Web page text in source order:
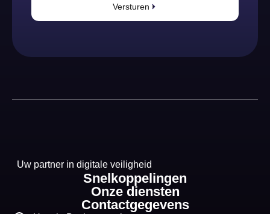
Versturen
Uw partner in digitale veiligheid
Snelkoppelingen
Onze diensten
Contactgegevens